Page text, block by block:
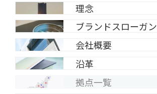
理念
ブランドスローガン
会社概要
沿革
拠点一覧